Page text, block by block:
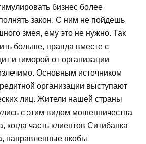
бизнес более
закон. С ним не пойдешь
змея, ему это не нужно. Так
больше, правда вместе с
и гиморой от организации
Основным источником
организации выступают
лиц. Жители нашей страны
с этим видом мошенничества
когда часть клиентов Ситибанка
направленные якобы